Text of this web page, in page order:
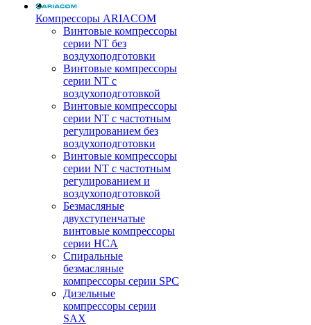
Компрессоры ARIACOM
Винтовые компрессоры
серии NT без
воздухоподготовки
Винтовые компрессоры
серии NT c
воздухоподготовкой
Винтовые компрессоры
серии NT с частотным
регулированием без
воздухоподготовки
Винтовые компрессоры
серии NT с частотным
регулированием и
воздухоподготовкой
Безмасляные
двухступенчатые
винтовые компрессоры
серии HCA
Спиральные
безмасляные
компрессоры серии SPC
Дизельные
компрессоры серии
SAX